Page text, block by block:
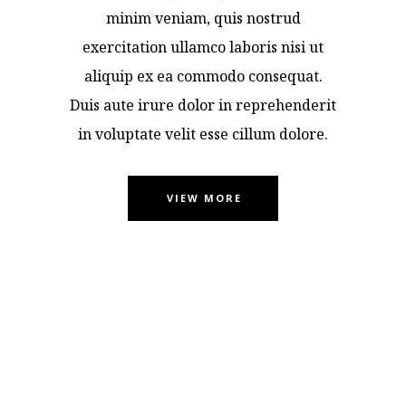
minim veniam, quis nostrud
exercitation ullamco laboris nisi ut
aliquip ex ea commodo consequat.
Duis aute irure dolor in reprehenderit
in voluptate velit esse cillum dolore.
VIEW MORE